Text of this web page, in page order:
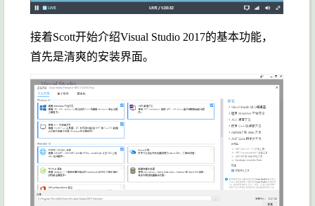
接着Scott开始介绍Visual Studio 2017的基本功能，
首先是清爽的安装界面。